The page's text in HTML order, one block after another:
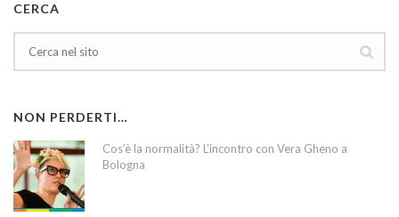
CERCA
NON PERDERTI…
Cos’è la normalità? L’incontro con Vera Gheno a
Bologna